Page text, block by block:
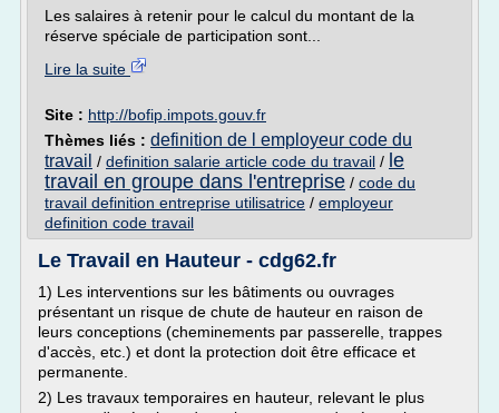
Les salaires à retenir pour le calcul du montant de la
réserve spéciale de participation sont...
Lire la suite
Site : http://bofip.impots.gouv.fr
Thèmes liés : definition de l employeur code du
travail / definition salarie article code du travail / le
travail en groupe dans l'entreprise / code du
travail definition entreprise utilisatrice / employeur
definition code travail
Le Travail en Hauteur - cdg62.fr
1) Les interventions sur les bâtiments ou ouvrages
présentant un risque de chute de hauteur en raison de
leurs conceptions (cheminements par passerelle, trappes
d'accès, etc.) et dont la protection doit être efficace et
permanente.
2) Les travaux temporaires en hauteur, relevant le plus